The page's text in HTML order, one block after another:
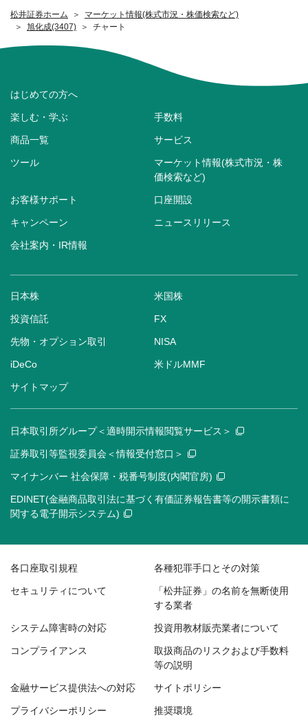
松井証券ホーム
マーケット情報(株式市況・株価検索など)
旭化成(3407)
チャート
はじめての方へ
楽しむ・学ぶ 手数料
商品一覧 サービス
ツール
マーケット情報(株式市況・株
価検索など)
お客様サポート 口座開設
キャンペーン ニュースリリース
会社案内・IR情報
日本株 米国株
投資信託 FX
先物・オプション取引 NISA
iDeCo 米ドルMMF
サイトマップ
日本取引所グループ＜適時開示情報閲覧サービス＞
証券取引等監視委員会＜情報受付窓口＞
マイナンバー 社会保障・税番号制度(内閣官房)
EDINET(金融商品取引法に基づく有価証券報告書等の開示書類に
関する電子開示システム)
各口座取引規程 各種犯罪手口とその対策
セキュリティについて
「松井証券」の名前を無断使用
する業者
システム障害時の対応 投資用教材販売業者について
コンプライアンス
取扱商品のリスクおよび手数料
等の説明
金融サービス提供法への対応 サイトポリシー
プライバシーポリシー 推奨環境